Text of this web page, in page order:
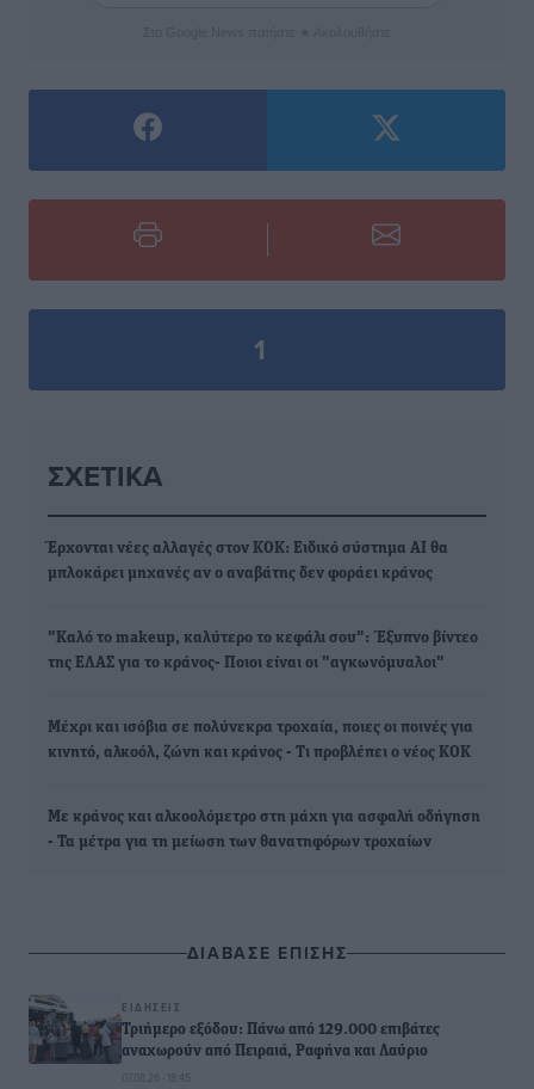
1
ΣΧΕΤΙΚΆ
Έρχονται νέες αλλαγές στον ΚΟΚ: Ειδικό σύστημα ΑΙ θα
μπλοκάρει μηχανές αν ο αναβάτης δεν φοράει κράνος
"Καλό το makeup, καλύτερο το κεφάλι σου": Έξυπνο βίντεο
της ΕΛΑΣ για το κράνος- Ποιοι είναι οι "αγκωνόμυαλοι"
Μέχρι και ισόβια σε πολύνεκρα τροχαία, ποιες οι ποινές για
κινητό, αλκοόλ, ζώνη και κράνος - Τι προβλέπει ο νέος ΚΟΚ
Με κράνος και αλκοολόµετρο στη µάχη για ασφαλή οδήγηση
- Τα μέτρα για τη μείωση των θανατηφόρων τροχαίων
ΔΙΑΒΑΣΕ ΕΠΙΣΗΣ
ΕΙΔΉΣΕΙΣ
Τριήμερο εξόδου: Πάνω από 129.000 επιβάτες
αναχωρούν από Πειραιά, Ραφήνα και Λαύριο
07.08.26 · 18:45